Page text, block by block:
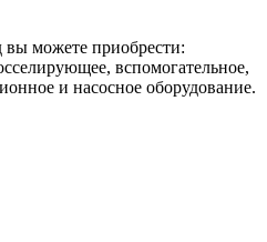
вы можете приобрести:
вспомогательное,
и насосное оборудование.